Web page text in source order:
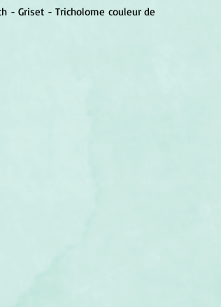
- Griset - Tricholome couleur de